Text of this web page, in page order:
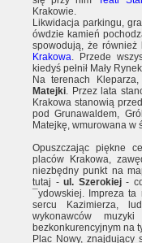
Krakowie.
Likwidacja parkingu,
ówdzie kamień
spowodują, że również
Krakowa. Przede
kiedyś pełnił Mały
Na terenach
Matejki. Przez lata
Krakowa stanowią
pod Grunawaldem,
Matejkę, wmurowana w
Opuszczając piękne
placów Krakowa,
niezbędny punkt na
tutaj - ul. Szerokiej- co
¯ydowskiej. Impreza
sercu Kazimierza,
wykonawców
bezkonkurencyjnym na
Plac Nowy, znajdujący